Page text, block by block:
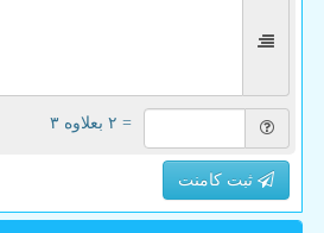
= ۲ بعلاوه ۳
ثبت کامنت